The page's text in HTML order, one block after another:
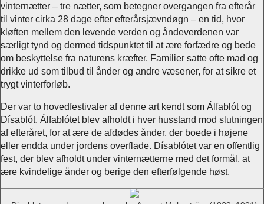
vinternætter – tre nætter, som betegner overgangen fra efterår
til vinter cirka 28 dage efter efterårsjævndøgn – en tid, hvor
kløften mellem den levende verden og åndeverdenen var
særligt tynd og dermed tidspunktet til at ære forfædre og bede
om beskyttelse fra naturens kræfter. Familier satte ofte mad og
drikke ud som tilbud til ånder og andre væsener, for at sikre et
trygt vinterforløb.
Der var to hovedfestivaler af denne art kendt som Álfablót og
Dísablót. Álfablótet blev afholdt i hver husstand mod slutningen
af efteråret, for at ære de afdødes ånder, der boede i højene
eller endda under jordens overflade. Dísablótet var en offentlig
fest, der blev afholdt under vinternætterne med det formål, at
ære kvindelige ånder og berige den efterfølgende høst.